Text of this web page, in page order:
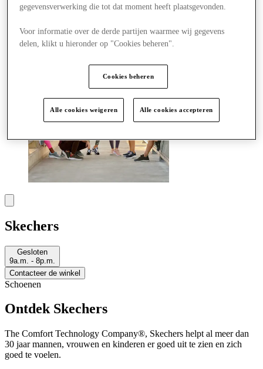
Skechers
Gesloten
9a.m. - 8p.m.
Contacteer de winkel
Schoenen
Ontdek Skechers
The Comfort Technology Company®, Skechers helpt al meer dan
30 jaar mannen, vrouwen en kinderen er goed uit te zien en zich
goed te voelen.
gegevensverwerking die tot dat moment heeft plaatsgevonden.
Voor informatie over de derde partijen waarmee wij gegevens
delen, klikt u hieronder op "Cookies beheren".
Cookies beheren
Alle cookies weigeren Alle cookies accepteren